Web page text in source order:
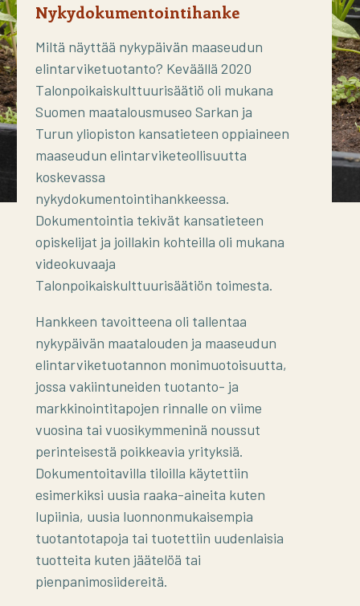
Nykydokumentointihanke
Miltä näyttää nykypäivän maaseudun
elintarviketuotanto? Keväällä 2020
Talonpoikaiskulttuurisäätiö oli mukana
Suomen maatalousmuseo Sarkan ja
Turun yliopiston kansatieteen oppiaineen
maaseudun elintarviketeollisuutta
koskevassa
nykydokumentointihankkeessa.
Dokumentointia tekivät kansatieteen
opiskelijat ja joillakin kohteilla oli mukana
videokuvaaja
Talonpoikaiskulttuurisäätiön toimesta.
Hankkeen tavoitteena oli tallentaa
nykypäivän maatalouden ja maaseudun
elintarviketuotannon monimuotoisuutta,
jossa vakiintuneiden tuotanto- ja
markkinointitapojen rinnalle on viime
vuosina tai vuosikymmeninä noussut
perinteisestä poikkeavia yrityksiä.
Dokumentoitavilla tiloilla käytettiin
esimerkiksi uusia raaka-aineita kuten
lupiinia, uusia luonnonmukaisempia
tuotantotapoja tai tuotettiin uudenlaisia
tuotteita kuten jäätelöä tai
pienpanimosiidereitä.